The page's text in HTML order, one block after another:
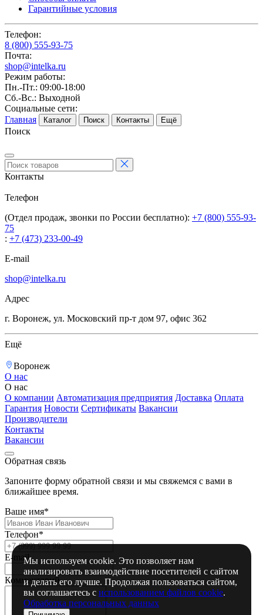
Гарантийные условия
Телефон:
8 (800) 555-93-75
Почта:
shop@intelka.ru
Режим работы:
Пн.-Пт.: 09:00-18:00
Сб.-Вс.: Выходной
Социальные сети:
Главная
Каталог Поиск Контакты Ещё
Поиск
Контакты
Телефон
(Отдел продаж, звонки по России бесплатно): +7 (800) 555-93-
75
: +7 (473) 233-00-49
E-mail
shop@intelka.ru
Адрес
г. Воронеж, ул. Московский пр-т дом 97, офис 362
Ещё
Воронеж
О нас
О нас
О компании Автоматизация предприятия Доставка Оплата
Гарантия Новости Сертификаты Вакансии
Производители
Контакты
Вакансии
Обратная связь
Запоните форму обратной связи и мы свяжемся с вами в
ближайшее время.
Ваше имя*
Телефон*
E-mail
Комментарий
Мы используем cookie. Это позволяет нам
анализировать взаимодействие посетителей с сайтом
и делать его лучше. Продолжая пользоваться сайтом,
вы соглашаетесь с использованием файлов cookie.
Обработка персональных данных